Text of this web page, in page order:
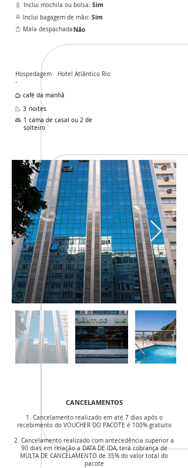
Inclui bagagem de mão: Sim
Mala despachada:Não
Inclui mochila ou bolsa: Sim
Hospedagem
-
café da manhã
3 noites
Hotel Atlântico Rio
1 cama de casal ou 2 de
solteiro
1. Cancelamento realizado em até 7 dias após o
recebimento do VOUCHER DO PACOTE é 100% gratuito
2. Cancelamento realizado com antecedência superior a
90 dias em relação a DATA DE IDA, terá cobrança de
MULTA DE CANCELAMENTO de 35% do valor total do
pacote
CANCELAMENTOS